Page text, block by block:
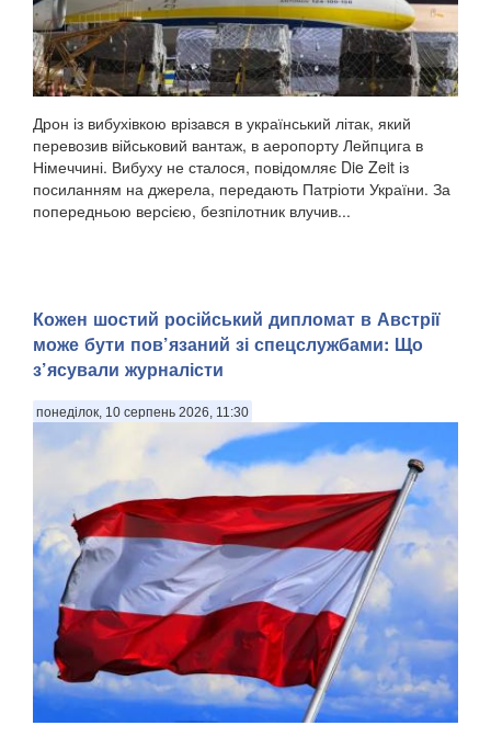
Дрон із вибухівкою врізався в український літак, який
перевозив військовий вантаж, в аеропорту Лейпцига в
Німеччині. Вибуху не сталося, повідомляє Die Zeit із
посиланням на джерела, передають Патріоти України. За
попередньою версією, безпілотник влучив...
Кожен шостий російський дипломат в Австрії
може бути пов’язаний зі спецслужбами: Що
з’ясували журналісти
понеділок, 10 серпень 2026, 11:30